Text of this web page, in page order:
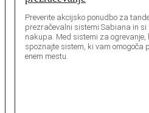
Preverite akcijsko ponudbo za
prezračevalni sistemi Sabiana in si
nakupa. Med sistemi za ogrevanje,
spoznajte sistem, ki vam omogoča
enem mestu.